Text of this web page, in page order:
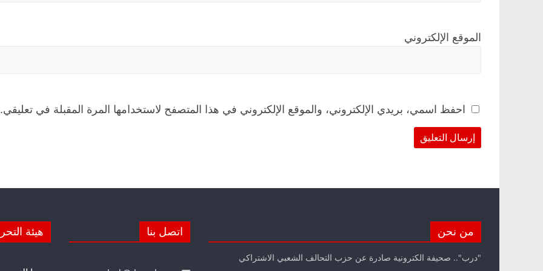
الموقع الإلكتروني
احفظ اسمي، بريدي الإلكتروني، والموقع الإلكتروني في هذا المتصفح لاستخدامها المرة المقبلة في تعليقي.
من نحن
"درب".. صحيفة الكترونية صادرة عن حزب التحالف الشعبي الاشتراكي
اتصل بنا هيئة